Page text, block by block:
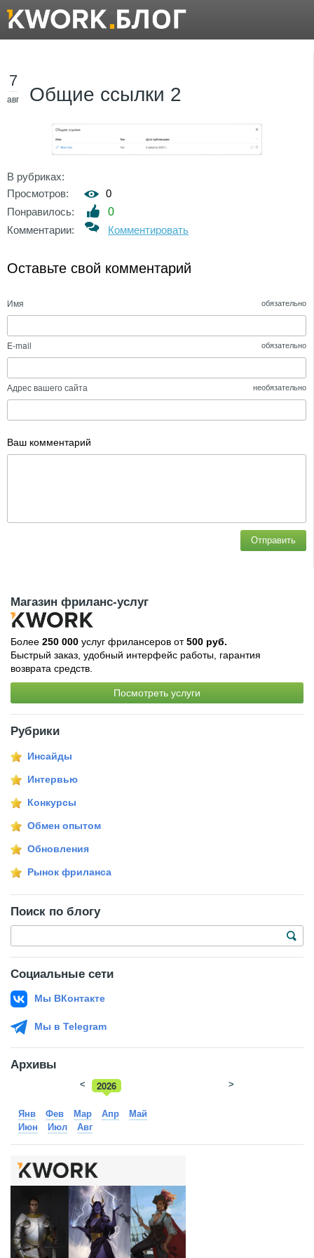
7
авг Общие ссылки 2
В рубриках:
Просмотров:
0
Понравилось:
0
Комментарии:
Комментировать
Оставьте свой комментарий
Имя обязательно
E-mail обязательно
Адрес вашего сайта необязательно
Ваш комментарий
Отправить
Магазин фриланс-услуг
Более 250 000 услуг фрилансеров от500 руб.
Быстрый заказ, удобный интерфейс работы, гарантия
возврата средств.
Посмотреть услуги
Рубрики
Инсайды
Интервью
Конкурсы
Обмен опытом
Обновления
Рынок фриланса
Поиск по блогу
Социальные сети
Мы ВКонтакте
Мы в Telegram
Архивы
2026
2025
< >
Янв Фев Мар Апр
Май
Июн
Июл Авг